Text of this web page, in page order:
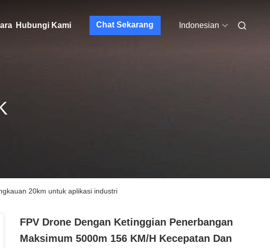
Hubungi Kami Chat Sekarang Indonesian
20km untuk aplikasi industri
FPV Drone Dengan Ketinggian Penerbangan
Maksimum 5000m 156 KM/H Kecepatan Dan